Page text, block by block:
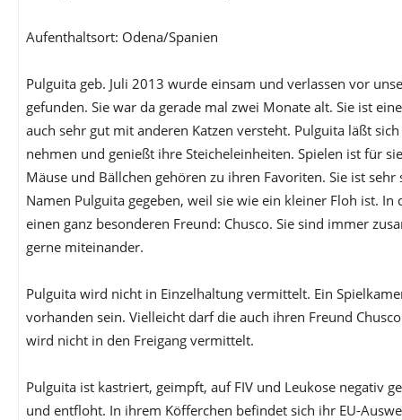
Aufenthaltsort: Odena/Spanien
Pulguita geb. Juli 2013 wurde einsam und verlassen vor
gefunden. Sie war da gerade mal zwei Monate alt. Sie ist
auch sehr gut mit anderen Katzen versteht. Pulguita läßt
nehmen und genießt ihre Steicheleinheiten. Spielen ist für
Mäuse und Bällchen gehören zu ihren Favoriten. Sie ist
Namen Pulguita gegeben, weil sie wie ein kleiner Floh ist. In
einen ganz besonderen Freund: Chusco. Sie sind immer
gerne miteinander.
Pulguita wird nicht in Einzelhaltung vermittelt. Ein
vorhanden sein. Vielleicht darf die auch ihren Freund
wird nicht in den Freigang vermittelt.
Pulguita ist kastriert, geimpft, auf FIV und Leukose negativ
und entfloht. In ihrem Köfferchen befindet sich ihr EU-